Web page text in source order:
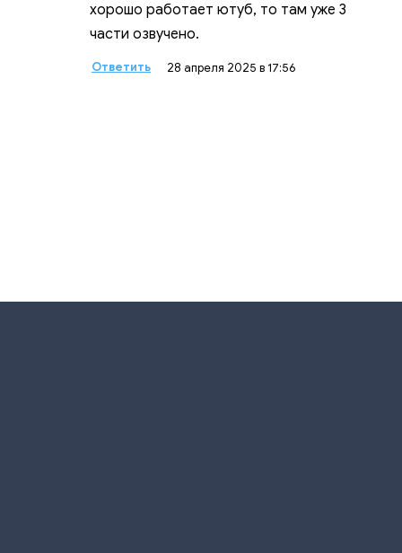
хорошо работает ютуб, то там уже 3
части озвучено.
Ответить 28 апреля 2025 в 17:56